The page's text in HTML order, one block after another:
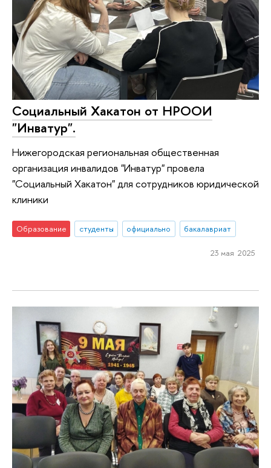
Социальный Хакатон от НРООИ
"Инватур".
Нижегородская региональная общественная
организация инвалидов "Инватур" провела
"Социальный Хакатон" для сотрудников юридической
клиники
Образование студенты официально бакалавриат
23 мая 2025